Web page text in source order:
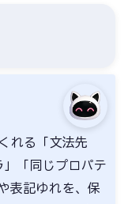
れる「文法先
「同じプロパテ
表記ゆれを、保